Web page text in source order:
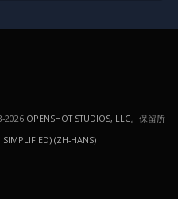
2026 OPENSHOT STUDIOS, LLC 。保留所
(ZH-HANS)